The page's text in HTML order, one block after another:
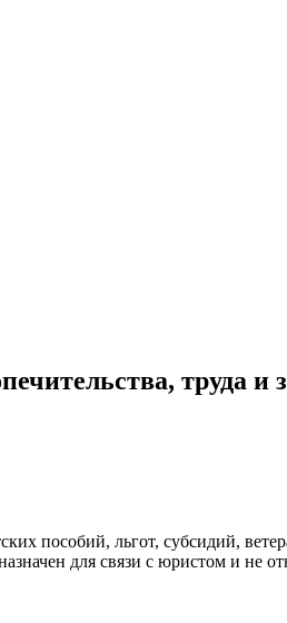
труда и
пособий, льгот, субсидий,
для связи с юристом и не